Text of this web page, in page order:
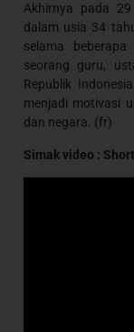
Akhirnya pada
dalam usia 34
selama
seorang guru,
Republik
menjadi motivasi
dan negara. (fr)
Simak video :